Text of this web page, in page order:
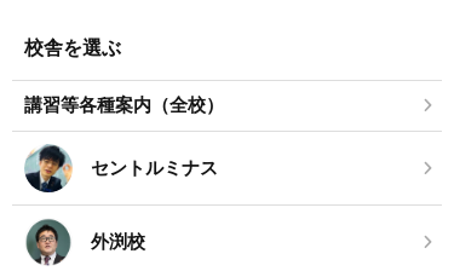
校舎を選ぶ
講習等各種案内（全校）
セントルミナス
外渕校